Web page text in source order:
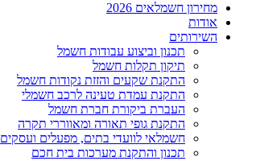
מחירון חשמלאים 2026
אודות
השירותים
תכנון וביצוע עבודות חשמל
תיקון תקלות חשמל
התקנת שקעים והזזת נקודות חשמל
התקנת עמדת טעינה לרכב חשמלי
העברת ביקורת חברת חשמל
התקנת גופי תאורה ומאווררי תקרה
חשמלאי לוועדי בתים, מפעלים ועסקים
תכנון והתקנת מערכות בית חכם